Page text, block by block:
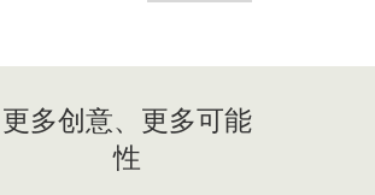
更多创意、更多可能
性